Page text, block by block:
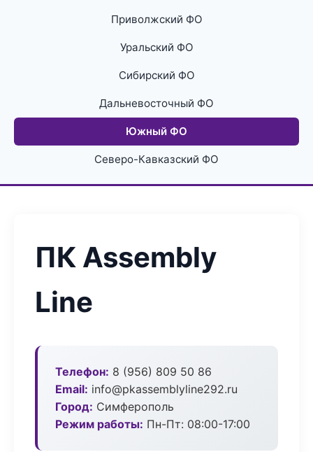
Приволжский ФО
Уральский ФО
Сибирский ФО
Дальневосточный ФО
Южный ФО
Северо-Кавказский ФО
ПК Assembly
Line
Телефон: 8 (956) 809 50 86
Email: info@pkassemblyline292.ru
Город: Симферополь
Режим работы: Пн-Пт: 08:00-17:00